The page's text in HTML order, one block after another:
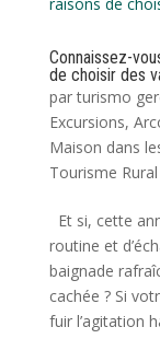
Connaissez-
de choisir des
parturismo
Excursions,
Maison dans
Tourisme
Et si, cette
routine et
baignade
cachée ? Si
fuir l’agitation